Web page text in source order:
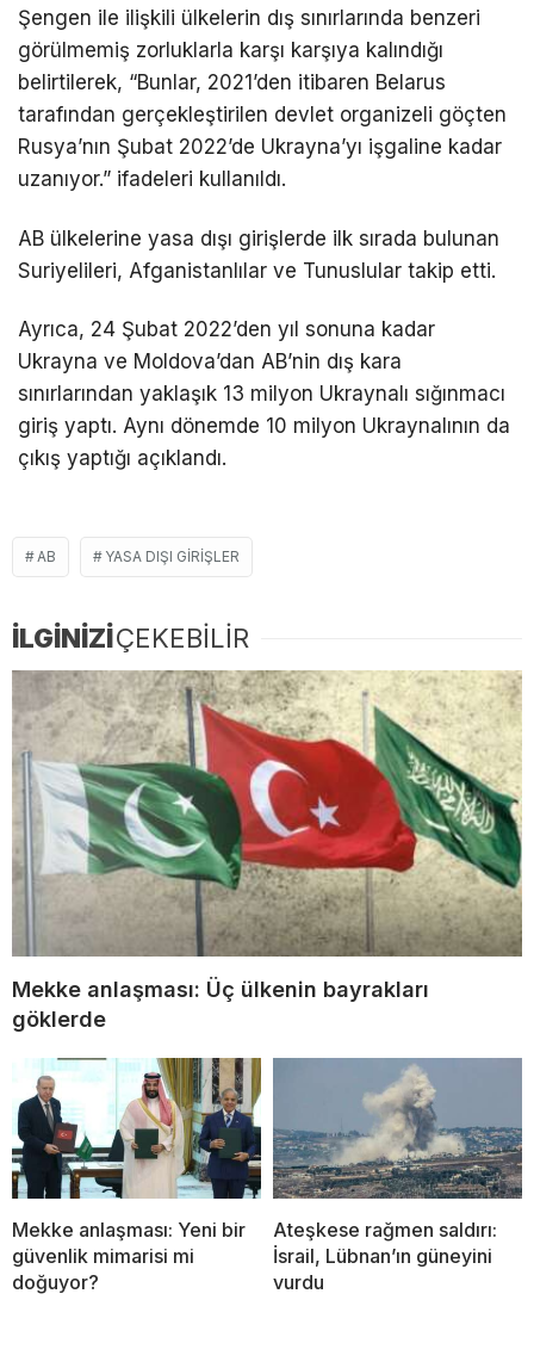
Şengen ile ilişkili ülkelerin dış sınırlarında benzeri
görülmemiş zorluklarla karşı karşıya kalındığı
belirtilerek, “Bunlar, 2021’den itibaren Belarus
tarafından gerçekleştirilen devlet organizeli göçten
Rusya’nın Şubat 2022’de Ukrayna’yı işgaline kadar
uzanıyor.” ifadeleri kullanıldı.
AB ülkelerine yasa dışı girişlerde ilk sırada bulunan
Suriyelileri, Afganistanlılar ve Tunuslular takip etti.
Ayrıca, 24 Şubat 2022’den yıl sonuna kadar
Ukrayna ve Moldova’dan AB’nin dış kara
sınırlarından yaklaşık 13 milyon Ukraynalı sığınmacı
giriş yaptı. Aynı dönemde 10 milyon Ukraynalının da
çıkış yaptığı açıklandı.
AB YASA DIŞI GIRIŞLER
İLGİNİZİÇEKEBİLİR
Mekke anlaşması: Üç ülkenin bayrakları
göklerde
Mekke anlaşması: Yeni bir
güvenlik mimarisi mi
doğuyor?
Ateşkese rağmen saldırı:
İsrail, Lübnan’ın güneyini
vurdu